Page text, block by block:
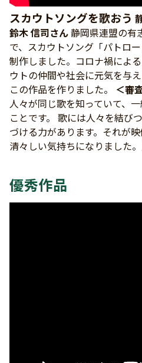
スカウトソングを歌おう
鈴木 信司さん静岡県連盟の有
で、スカウトソング「パトロ
制作しました。コロナ禍によ
ウトの仲間や社会に元気を与
この作品を作りました。 ＜審
人々が同じ歌を知っていて、
ことです。 歌には人々を結び
づける力があります。それが
清々しい気持ちになりました
優秀作品